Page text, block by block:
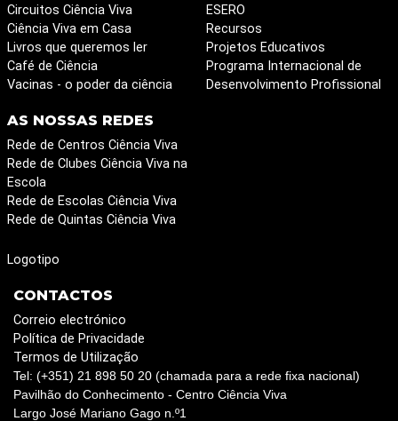
Circuitos Ciência Viva
Ciência Viva em Casa
Livros que queremos ler
Café de Ciência
Vacinas - o poder da ciência
ESERO
Recursos
Projetos Educativos
Programa Internacional de
Desenvolvimento Profissional
AS NOSSAS REDES
Rede de Centros Ciência Viva
Rede de Clubes Ciência Viva na
Escola
Rede de Escolas Ciência Viva
Rede de Quintas Ciência Viva
Logotipo
CONTACTOS
Correio electrónico
Política de Privacidade
Termos de Utilização
Tel: (+351) 21 898 50 20 (chamada para a rede fixa nacional)
Pavilhão do Conhecimento - Centro Ciência Viva
Largo José Mariano Gago n.º1